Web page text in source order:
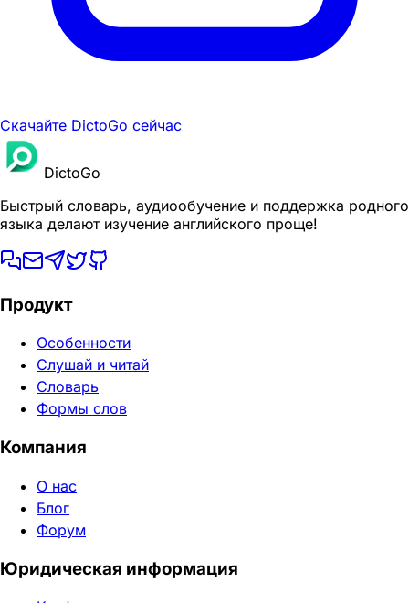
Скачайте DictoGo сейчас
DictoGo
Быстрый словарь, аудиообучение и поддержка родного
языка делают изучение английского проще!
Продукт
Особенности
Слушай и читай
Словарь
Формы слов
Компания
О нас
Блог
Форум
Юридическая информация